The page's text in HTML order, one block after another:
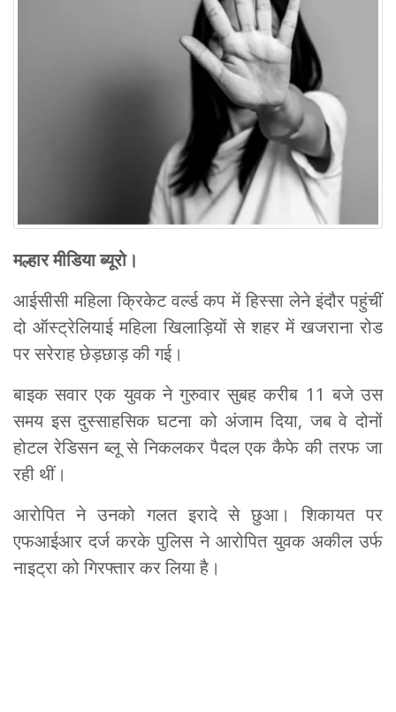
मल्हार मीडिया ब्यूरो।
आईसीसी महिला क्रिकेट वर्ल्ड कप में हिस्सा लेने इंदौर पहुंचीं
दो ऑस्ट्रेलियाई महिला खिलाड़ियों से शहर में खजराना रोड
पर सरेराह छेड़छाड़ की गई।
बाइक सवार एक युवक ने गुरुवार सुबह करीब 11 बजे उस
समय इस दुस्साहसिक घटना को अंजाम दिया, जब वे दोनों
होटल रेडिसन ब्लू से निकलकर पैदल एक कैफे की तरफ जा
रही थीं।
आरोपित ने उनको गलत इरादे से छुआ। शिकायत पर
एफआईआर दर्ज करके पुलिस ने आरोपित युवक अकील उर्फ
नाइट्रा को गिरफ्तार कर लिया है।